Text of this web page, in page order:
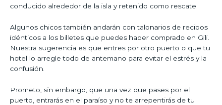
conducido alrededor de la isla y retenido como rescate.
Algunos chicos también andarán con talonarios de recibos
idénticos a los billetes que puedes haber comprado en Gili.
Nuestra sugerencia es que entres por otro puerto o que tu
hotel lo arregle todo de antemano para evitar el estrés y la
confusión.
Prometo, sin embargo, que una vez que pases por el
puerto, entrarás en el paraíso y no te arrepentirás de tu